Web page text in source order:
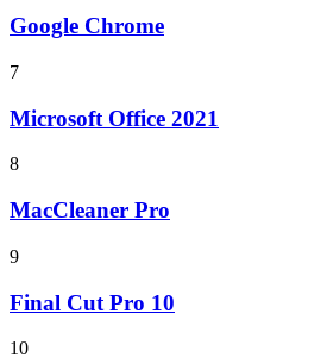
Google Chrome
7
Microsoft Office 2021
8
MacCleaner Pro
9
Final Cut Pro 10
10